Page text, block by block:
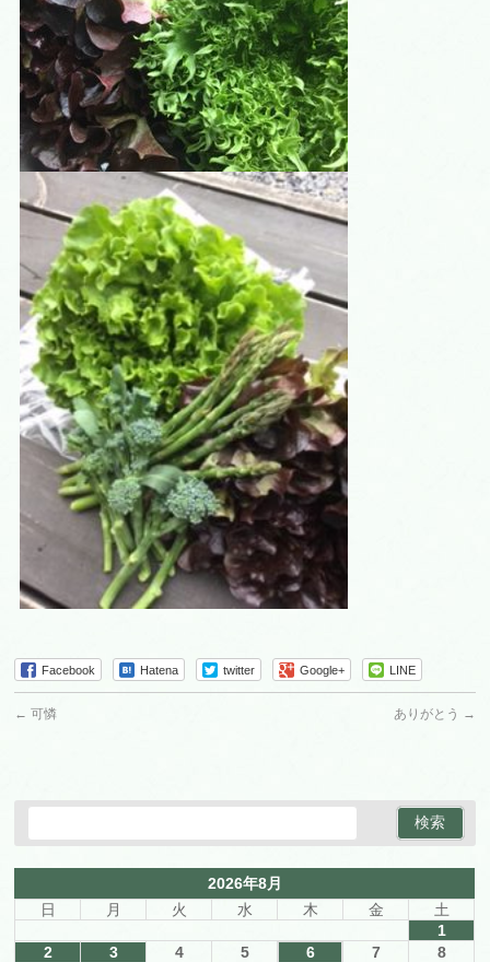
Facebook Hatena twitter Google+ LINE
← 可憐 ありがとう →
2026年8月
日
月 火 水 木 金
土
1
2
3 4 5 6 7
8